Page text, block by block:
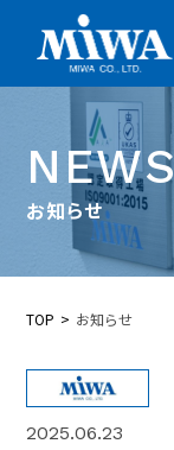
NEWS
お知らせ
TOP お知らせ
2025.06.23